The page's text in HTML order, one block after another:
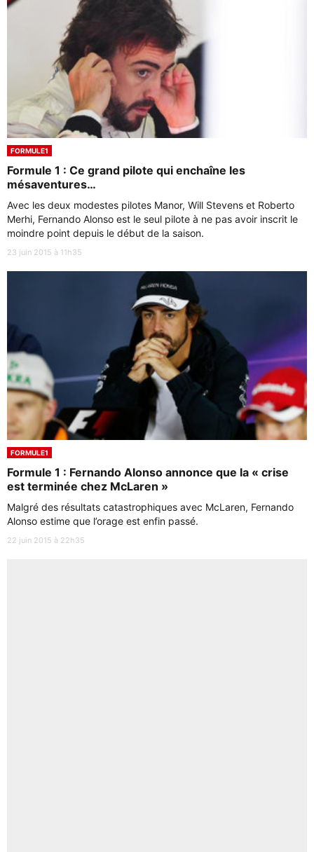
FORMULE1
Formule 1 : Ce grand pilote qui enchaîne les
mésaventures…
Avec les deux modestes pilotes Manor, Will Stevens et Roberto
Merhi, Fernando Alonso est le seul pilote à ne pas avoir inscrit le
moindre point depuis le début de la saison.
23 juin 2015 à 11h35
FORMULE1
Formule 1 : Fernando Alonso annonce que la « crise
est terminée chez McLaren »
Malgré des résultats catastrophiques avec McLaren, Fernando
Alonso estime que l’orage est enfin passé.
22 juin 2015 à 22h35